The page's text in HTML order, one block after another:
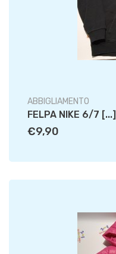
ABBIGLIAMENTO
FELPA NIKE 6/7 [...]
€9,90